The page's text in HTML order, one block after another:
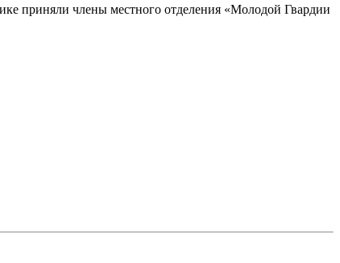
приняли члены местного отделения «Молодой Гвардии